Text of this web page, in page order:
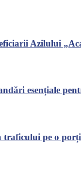
Azilului
esențiale
pe o